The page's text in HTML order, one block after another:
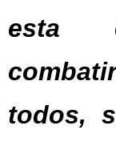
esta
todos,